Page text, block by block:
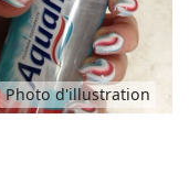
Photo d'illustration